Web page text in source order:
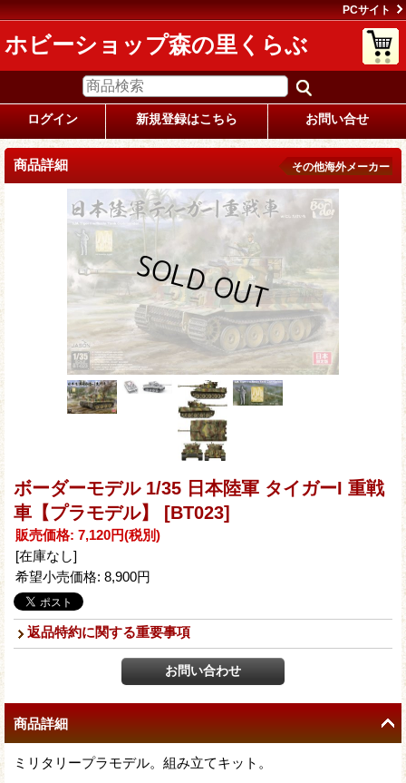
PCサイト
ホビーショップ森の里くらぶ
ログイン 新規登録はこちら お問い合せ
商品詳細 その他海外メーカー
ボーダーモデル 1/35 日本陸軍 タイガーI 重戦
車【プラモデル】 [BT023]
販売価格: 7,120円(税別)
[在庫なし]
希望小売価格: 8,900円
返品特約に関する重要事項
商品詳細
ミリタリープラモデル。組み立てキット。